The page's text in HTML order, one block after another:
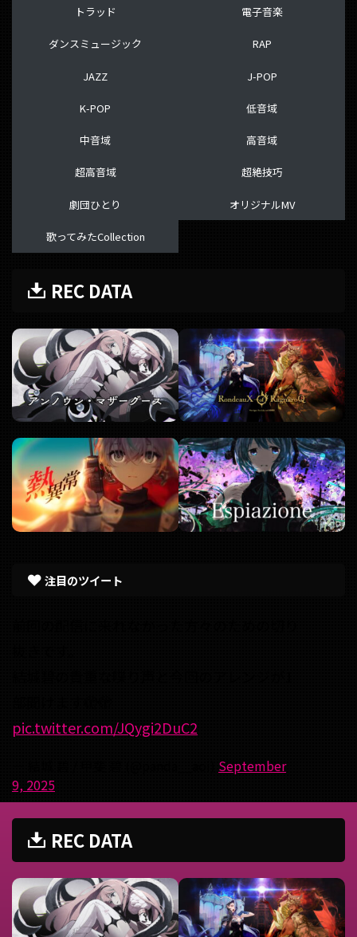
トラッド
ダンスミュージック
JAZZ
K-POP
中音域
超高音域
劇団ひとり
歌ってみたCollection
電子音楽
RAP
J-POP
低音域
高音域
超絶技巧
オリジナルMV
REC DATA
注目のツイート
pic.twitter.com/JQygi2DuC2
September
9, 2025
REC DATA